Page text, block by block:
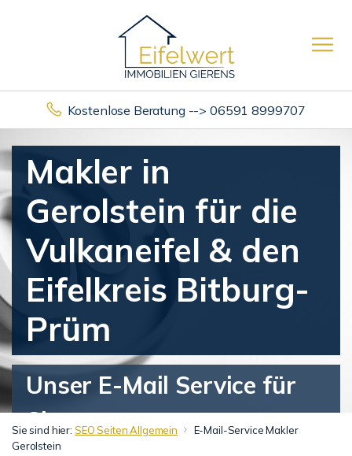
Kostenlose Beratung --> 06591 8999707
Makler in
Gerolstein für die
Vulkaneifel & den
Eifelkreis Bitburg-
Prüm
Unser E-Mail Service für
Sie.
Sie sind hier: SEO Seiten Allgemein
E-Mail-Service Makler
Gerolstein